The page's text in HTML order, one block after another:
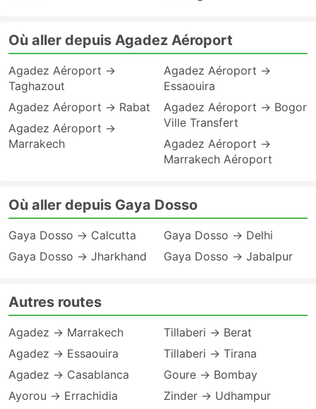
Où aller depuis Agadez Aéroport
Agadez Aéroport →
Taghazout
Agadez Aéroport → Rabat
Agadez Aéroport →
Marrakech
Agadez Aéroport →
Essaouira
Agadez Aéroport → Bogor
Ville Transfert
Agadez Aéroport →
Marrakech Aéroport
Où aller depuis Gaya Dosso
Gaya Dosso → Calcutta
Gaya Dosso → Jharkhand
Gaya Dosso → Delhi
Gaya Dosso → Jabalpur
Autres routes
Agadez → Marrakech
Agadez → Essaouira
Agadez → Casablanca
Ayorou → Errachidia
Tillaberi → Berat
Tillaberi → Tirana
Goure → Bombay
Zinder → Udhampur